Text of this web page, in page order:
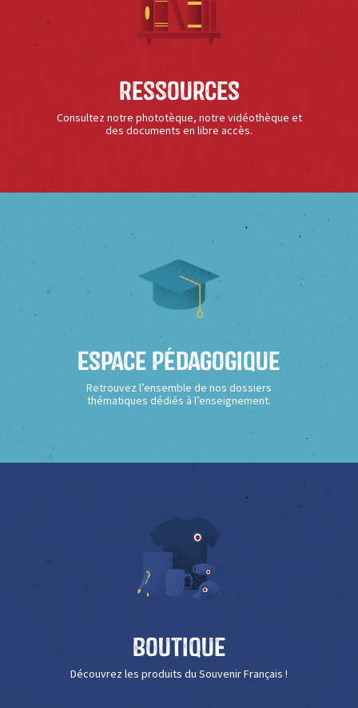
Ressources
Consultez notre phototèque, notre vidéothèque et
des documents en libre accès.
Espace Pédagogique
Retrouvez l’ensemble de nos dossiers
thématiques dédiés à l’enseignement.
Boutique
Découvrez les produits du Souvenir Français !